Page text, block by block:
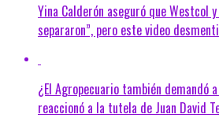
Yina Calderón aseguró que Westcol
separaron”, pero este video
¿El Agropecuario también demandó
reaccionó a la tutela de Juan David